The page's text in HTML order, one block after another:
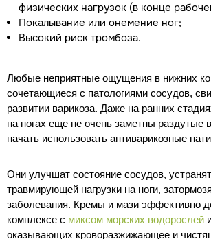
физических нагрузок (в конце
Покалывание или онемение ног;
Высокий риск тромбоза.
Любые неприятные ощущения в нижних
сочетающиеся с патологиями сосудов,
развитии варикоза. Даже на ранних
на ногах еще не очень заметны
начать использовать антиварикозные
Они улучшат состояние сосудов,
травмирующей нагрузки на ноги,
заболевания. Кремы и мази эффективно
комплексе с миксом морских водорослей
оказывающих кроворазжижающее и